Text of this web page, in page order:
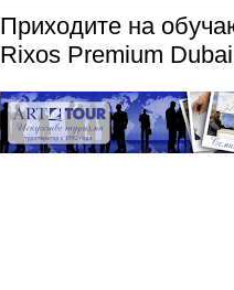
Приходите на
Rixos Premium